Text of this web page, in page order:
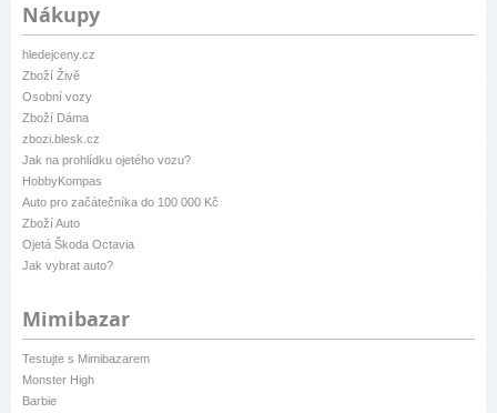
Nákupy
hledejceny.cz
Zboží Živě
Osobní vozy
Zboží Dáma
zbozi.blesk.cz
Jak na prohlídku ojetého vozu?
HobbyKompas
Auto pro začátečníka do 100 000 Kč
Zboží Auto
Ojetá Škoda Octavia
Jak vybrat auto?
Mimibazar
Testujte s Mimibazarem
Monster High
Barbie